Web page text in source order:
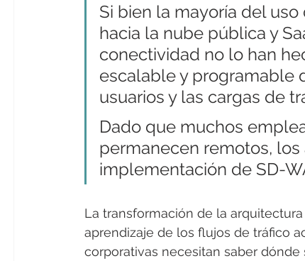
Si bien la mayoría del
hacia la nube pública y
conectividad no lo han
escalable y programable
usuarios y las cargas de
Dado que muchos
permanecen remotos,
implementación de SD-
La transformación de la
aprendizaje de los flujos de tráfico
corporativas necesitan saber